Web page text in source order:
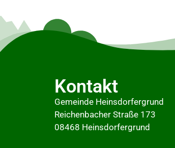
Kontakt
Gemeinde Heinsdorfergrund
Reichenbacher Straße 173
08468 Heinsdorfergrund